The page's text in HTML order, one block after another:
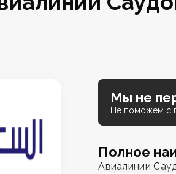
Мы не
Не поможем с
Полное
Авиалинии